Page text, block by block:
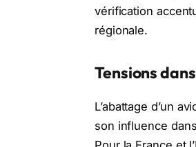
vérification
régionale.
Tensions
L’abattage d’un
son influence